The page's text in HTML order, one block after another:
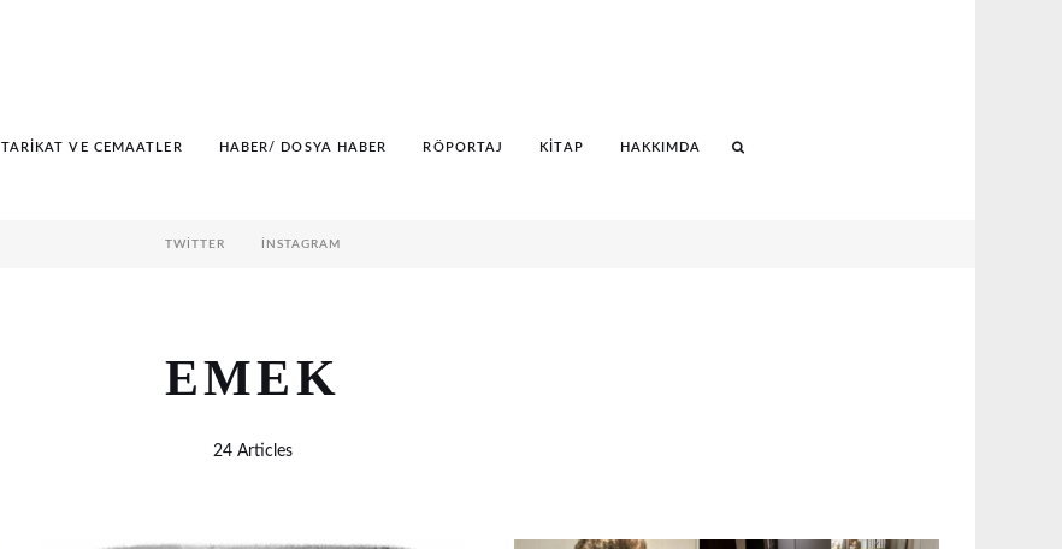
TARIKAT VE CEMAATLER HABER/ DOSYA HABER RÖPORTAJ KITAP HAKKIMDA
TWITTER İNSTAGRAM
EMEK
24 Articles